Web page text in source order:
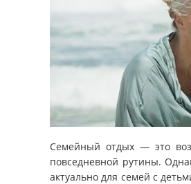
Семейный отдых — это
повседневной рутины.
актуально для семей с